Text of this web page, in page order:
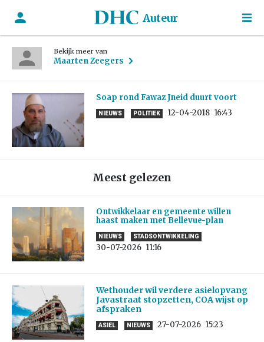
Auteur
Bekijk meer van
Maarten Zeegers
Soap rond Fawaz Jneid duurt voort
NIEUWS POLITIEK 12-04-2018 16:43
Meest gelezen
Ontwikkelaar en gemeente willen
haast maken met Bellevue-plan
NIEUWS STADSONTWIKKELING
30-07-2026 11:16
Wethouder wil verdere asielopvang
Javastraat stopzetten, COA wijst op
afspraken
ASIEL NIEUWS 27-07-2026 15:23